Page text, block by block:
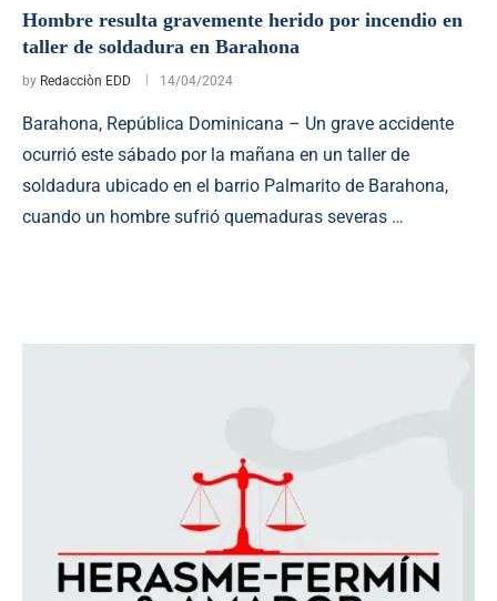
Hombre resulta gravemente herido por incendio en
taller de soldadura en Barahona
by Redacciòn EDD 14/04/2024
Barahona, República Dominicana – Un grave accidente
ocurrió este sábado por la mañana en un taller de
soldadura ubicado en el barrio Palmarito de Barahona,
cuando un hombre sufrió quemaduras severas …